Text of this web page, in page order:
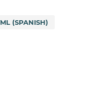
(SPANISH)